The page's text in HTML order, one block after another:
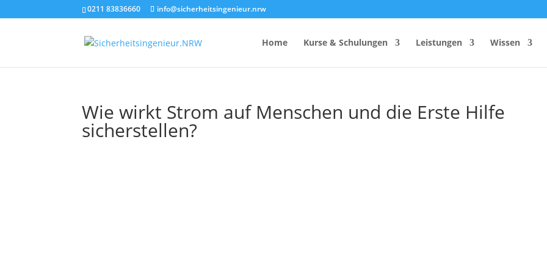
0211 83836660 info@sicherheitsingenieur.nrw
Home Kurse & Schulungen Leistungen Wissen
Wie wirkt Strom auf Menschen und die Erste Hilfe
sicherstellen?